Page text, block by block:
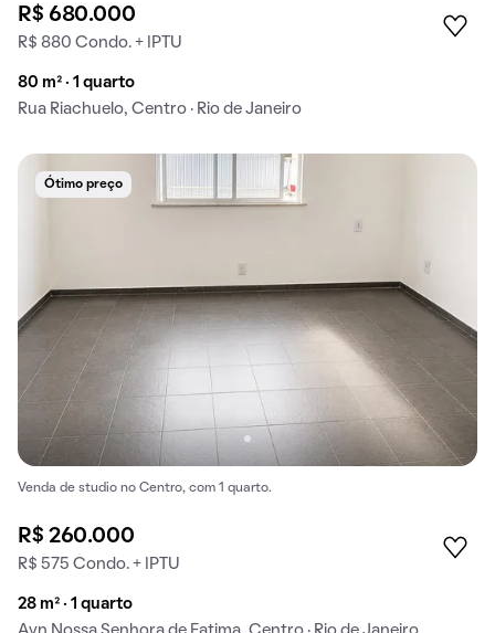
R$ 680.000
R$ 880 Condo. + IPTU
80 m² · 1 quarto
Rua Riachuelo, Centro · Rio de Janeiro
Ótimo preço
Venda de studio no Centro, com 1 quarto.
R$ 260.000
R$ 575 Condo. + IPTU
28 m² · 1 quarto